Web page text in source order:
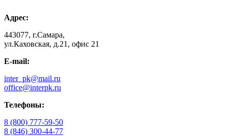
Адрес:
443077, г.Самара,
ул.Каховская, д.21, офис 21
E-mail:
inter_pk@mail.ru
office@interpk.ru
Телефоны:
8 (800) 777-59-50
8 (846) 300-44-77